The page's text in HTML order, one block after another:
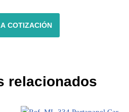
COTIZACIÓN
relacionados